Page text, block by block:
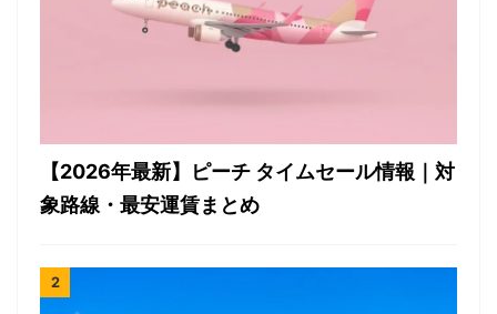
【2026年最新】ピーチ タイムセール情報｜対
象路線・最安運賃まとめ